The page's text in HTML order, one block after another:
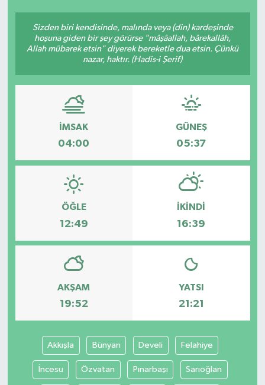
Sizden biri kendisinde, malında veya (din) kardeşinde
hoşuna giden bir şey görürse "mâşâallah, bârekallâh,
Allah mübarek etsin" diyerek bereketle dua etsin. Çünkü
nazar, haktır. (Hadis-i Şerif)
İMSAK
04:00
GÜNEŞ
05:37
ÖĞLE
12:49
İKINDI
16:39
AKŞAM
19:52
YATSI
21:21
Akkışla Bünyan Develi Felahiye
İncesu Özvatan Pınarbaşı Sarıoğlan
Sağlık
Yaşam